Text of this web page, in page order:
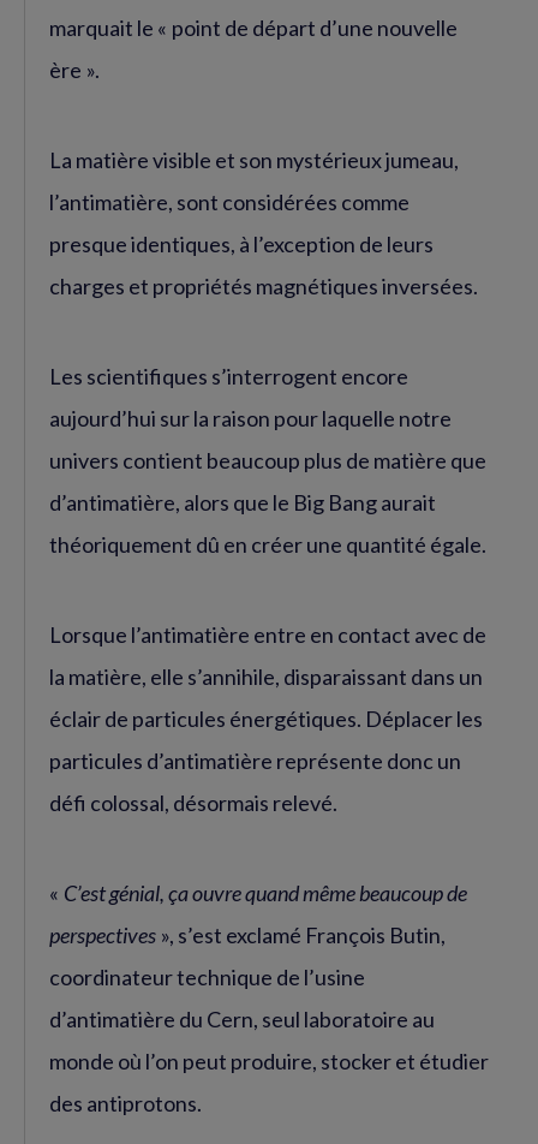
marquait le « point de départ d’une nouvelle
ère ».
La matière visible et son mystérieux jumeau,
l’antimatière, sont considérées comme
presque identiques, à l’exception de leurs
charges et propriétés magnétiques inversées.
Les scientifiques s’interrogent encore
aujourd’hui sur la raison pour laquelle notre
univers contient beaucoup plus de matière que
d’antimatière, alors que le Big Bang aurait
théoriquement dû en créer une quantité égale.
Lorsque l’antimatière entre en contact avec de
la matière, elle s’annihile, disparaissant dans un
éclair de particules énergétiques. Déplacer les
particules d’antimatière représente donc un
défi colossal, désormais relevé.
« C’est génial, ça ouvre quand même beaucoup de
perspectives », s’est exclamé François Butin,
coordinateur technique de l’usine
d’antimatière du Cern, seul laboratoire au
monde où l’on peut produire, stocker et étudier
des antiprotons.